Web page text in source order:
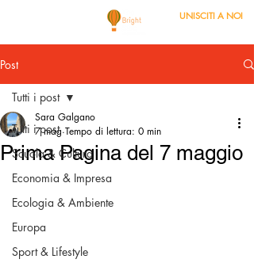
UNISCITI A NOI
Post
Tutti i post
Scuola & Cultura
Economia & Impresa
Ecologia & Ambiente
Europa
Sport & Lifestyle
Tutti i post
Prima Pagina del 7 maggio
Sara Galgano
7 mag Tempo di lettura: 0 min